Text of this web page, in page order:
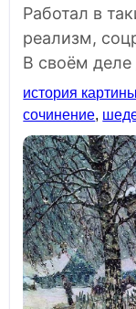
Работал в
реализм,
В своём деле
история картины
сочинение,